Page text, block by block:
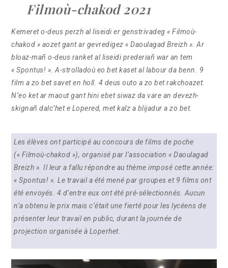
Filmoù-chakod 2021
Kemeret o-deus perzh al liseidi er genstrivadeg « Filmoù-
chakod » aozet gant ar gevredigez « Daoulagad Breizh ». Ar
bloaz-mañ o-deus ranket al liseidi prederiañ war an tem
« Spontus! ». A-strolladoù eo bet kaset al labour da benn. 9
film a zo bet savet en holl. 4 deus outo a zo bet rakchoazet.
N’eo ket ar maout gant hini ebet siwaz da vare an devezh-
skignañ dalc’het e Lopered, met kalz a blijadur a zo bet.
Les élèves ont participé au concours de films de poche
(« Filmoù-chakod »), organisé par l’association « Daoulagad
Breizh ». Il leur a fallu répondre au thème imposé cette année:
« Spontus! ». Le travail a été mené par groupes et 9 films ont
été envoyés. 4 d’entre eux ont été pré-sélectionnés. Aucun
n’a obtenu le prix mais c’était une fierté pour les lycéens de
présenter leur travail en public, durant la journée de
projection organisée à Loperhet.